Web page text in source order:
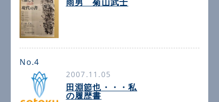
雨男 菊山武士
No.4
2007.11.05
田淵節也・・・私
の履歴書